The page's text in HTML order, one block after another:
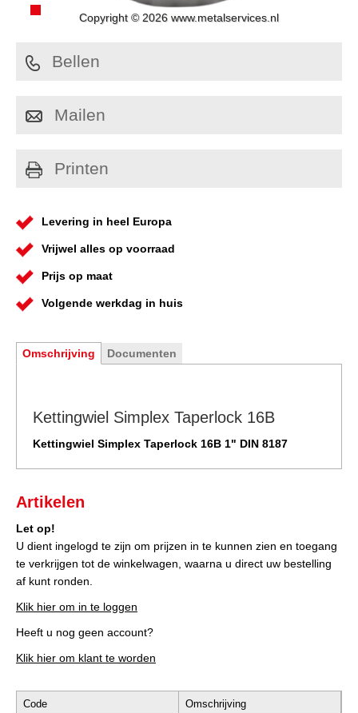
Copyright © 2026 www.metalservices.nl
Bellen
Mailen
Printen
Levering in heel Europa
Vrijwel alles op voorraad
Prijs op maat
Volgende werkdag in huis
Omschrijving Documenten
Kettingwiel Simplex Taperlock 16B
Kettingwiel Simplex Taperlock 16B 1" DIN 8187
Artikelen
Let op!
U dient ingelogd te zijn om prijzen in te kunnen zien en toegang
te verkrijgen tot de winkelwagen, waarna u direct uw bestelling
af kunt ronden.
Klik hier om in te loggen
Heeft u nog geen account?
Klik hier om klant te worden
Code Omschrijving